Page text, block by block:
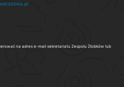
na adres e-mail sekretariatu Zespołu Żłobków lub